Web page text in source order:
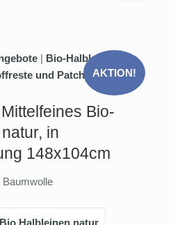
AKTION!
| Bio-Halbleinen
und Patchwork
Bio-
in
148x104cm
Baumwolle